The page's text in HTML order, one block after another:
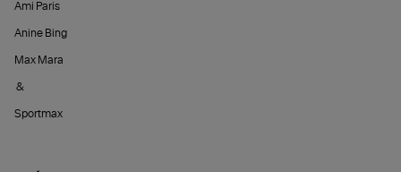
Ami Paris
Anine Bing
Max Mara
&
Sportmax